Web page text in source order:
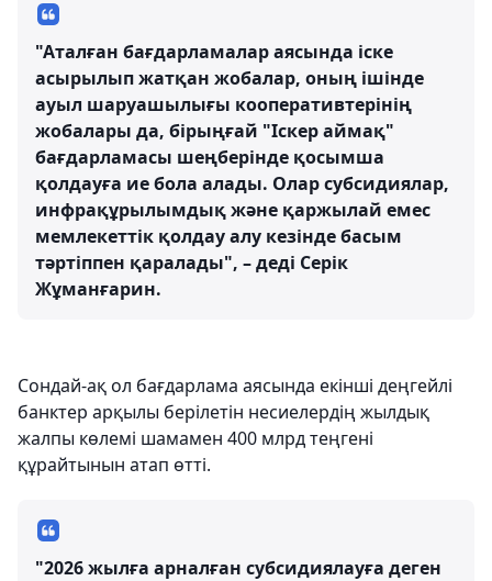
"Аталған бағдарламалар аясында іске
асырылып жатқан жобалар, оның ішінде
ауыл шаруашылығы кооперативтерінің
жобалары да, бірыңғай "Іскер аймақ"
бағдарламасы шеңберінде қосымша
қолдауға ие бола алады. Олар субсидиялар,
инфрақұрылымдық және қаржылай емес
мемлекеттік қолдау алу кезінде басым
тәртіппен қаралады", – деді Серік
Жұманғарин.
Сондай-ақ ол бағдарлама аясында екінші деңгейлі
банктер арқылы берілетін несиелердің жылдық
жалпы көлемі шамамен 400 млрд теңгені
құрайтынын атап өтті.
"2026 жылға арналған субсидиялауға деген